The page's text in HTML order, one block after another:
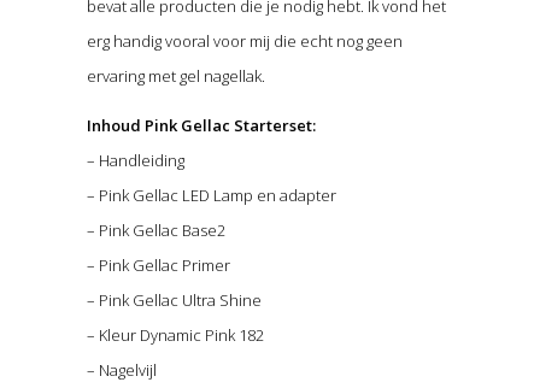
bevat alle producten die je nodig hebt. Ik vond het
erg handig vooral voor mij die echt nog geen
ervaring met gel nagellak.
Inhoud Pink Gellac Starterset:
– Handleiding
– Pink Gellac LED Lamp en adapter
– Pink Gellac Base2
– Pink Gellac Primer
– Pink Gellac Ultra Shine
– Kleur Dynamic Pink 182
– Nagelvijl